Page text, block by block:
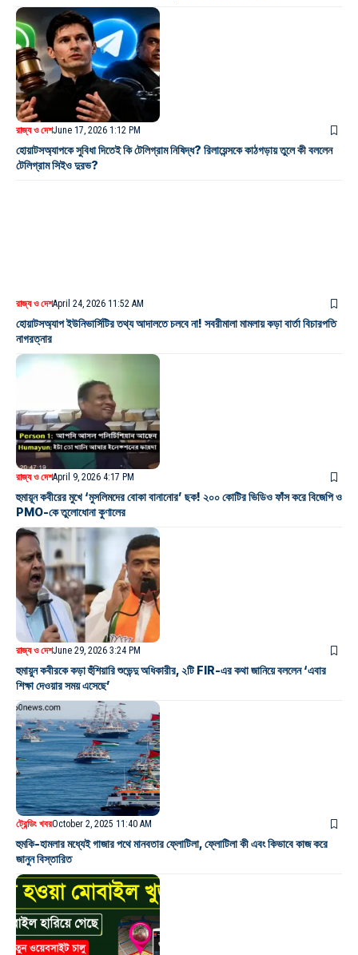
রাজ্য ও দেশJune 17, 2026 1:12 PM
হোয়াটসঅ্যাপকে সুবিধা দিতেই কি টেলিগ্রাম নিষিদ্ধ? রিলায়েন্সকে কাঠগড়ায় তুলে কী বললেন
টেলিগ্রাম সিইও দুরভ?
রাজ্য ও দেশApril 24, 2026 11:52 AM
হোয়াটসঅ্যাপ ইউনিভার্সিটির তথ্য আদালতে চলবে না! সবরীমালা মামলায় কড়া বার্তা বিচারপতি
নাগরত্নার
রাজ্য ও দেশApril 9, 2026 4:17 PM
হুমায়ূন কবীরের মুখে ‘মুসলিমদের বোকা বানানোর’ ছক! ২০০ কোটির ভিডিও ফাঁস করে বিজেপি ও
PMO-কে তুলোধোনা কুণালের
রাজ্য ও দেশJune 29, 2026 3:24 PM
হুমায়ুন কবীরকে কড়া হুঁশিয়ারি শুভেন্দু অধিকারীর, ২টি FIR-এর কথা জানিয়ে বললেন ‘এবার
শিক্ষা দেওয়ার সময় এসেছে’
ট্রেন্ডিং খবরOctober 2, 2025 11:40 AM
হুমকি-হামলার মধ্যেই গাজার পথে মানবতার ফ্লোটিলা, ফ্লোটিলা কী এবং কিভাবে কাজ করে
জানুন বিস্তারিত